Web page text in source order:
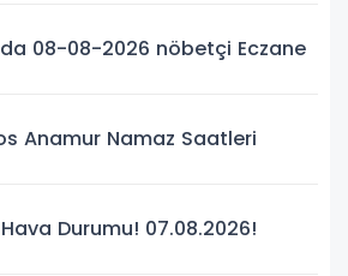
08-08-2026 nöbetçi Eczane
Anamur Namaz Saatleri
Durumu! 07.08.2026!